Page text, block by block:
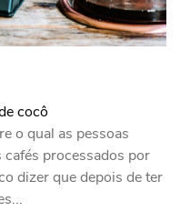
cocô
o qual as pessoas
processados por
dizer que depois de ter